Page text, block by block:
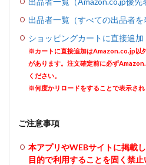
出品者一覧（すべての出品者を
ショッピングカートに直接追加
※カートに直接追加はAmazon.co.jp以
があります。注文確定前に必ず
ください。
※何度かリロードをすることで表示され
ご注意事項
本アプリやWEBサイトに掲載
目的で利用することを固く禁止